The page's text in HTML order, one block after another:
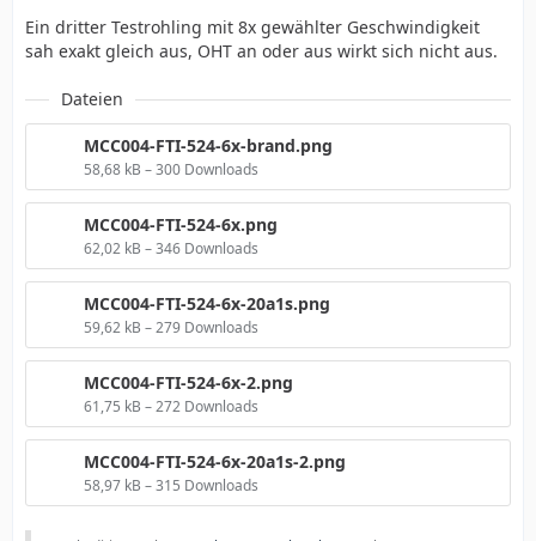
Ein dritter Testrohling mit 8x gewählter Geschwindigkeit
sah exakt gleich aus, OHT an oder aus wirkt sich nicht aus.
Dateien
MCC004-FTI-524-6x-brand.png
58,68 kB – 300 Downloads
MCC004-FTI-524-6x.png
62,02 kB – 346 Downloads
MCC004-FTI-524-6x-20a1s.png
59,62 kB – 279 Downloads
MCC004-FTI-524-6x-2.png
61,75 kB – 272 Downloads
MCC004-FTI-524-6x-20a1s-2.png
58,97 kB – 315 Downloads